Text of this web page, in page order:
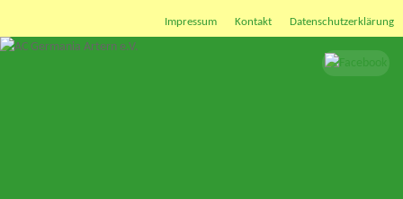
Impressum Kontakt Datenschutzerklärung